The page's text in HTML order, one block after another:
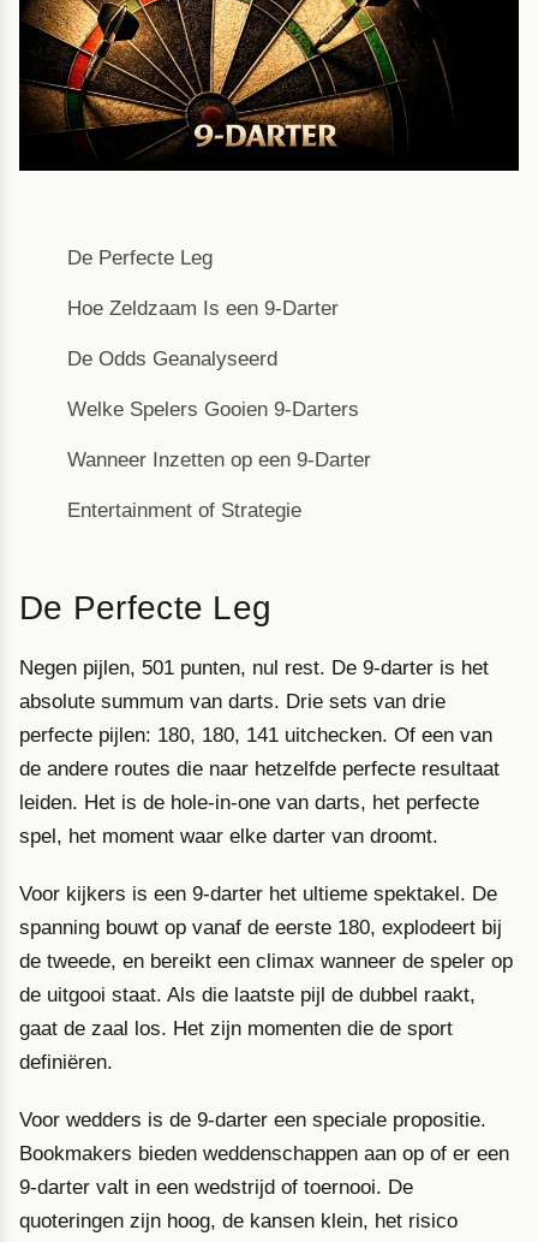
De Perfecte Leg
Hoe Zeldzaam Is een 9-Darter
De Odds Geanalyseerd
Welke Spelers Gooien 9-Darters
Wanneer Inzetten op een 9-Darter
Entertainment of Strategie
De Perfecte Leg
Negen pijlen, 501 punten, nul rest. De 9-darter is het
absolute summum van darts. Drie sets van drie
perfecte pijlen: 180, 180, 141 uitchecken. Of een van
de andere routes die naar hetzelfde perfecte resultaat
leiden. Het is de hole-in-one van darts, het perfecte
spel, het moment waar elke darter van droomt.
Voor kijkers is een 9-darter het ultieme spektakel. De
spanning bouwt op vanaf de eerste 180, explodeert bij
de tweede, en bereikt een climax wanneer de speler op
de uitgooi staat. Als die laatste pijl de dubbel raakt,
gaat de zaal los. Het zijn momenten die de sport
definiëren.
Voor wedders is de 9-darter een speciale propositie.
Bookmakers bieden weddenschappen aan op of er een
9-darter valt in een wedstrijd of toernooi. De
quoteringen zijn hoog, de kansen klein, het risico